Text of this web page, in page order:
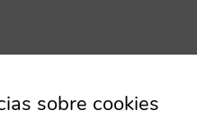
sobre cookies